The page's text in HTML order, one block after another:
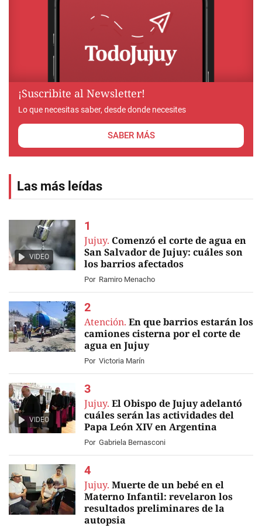
¡Suscribite al Newsletter!
Lo que necesitas saber, desde donde necesites
SABER MÁS
Las más leídas
VIDEO
Jujuy. Comenzó el corte de agua en
San Salvador de Jujuy: cuáles son
los barrios afectados
Por Ramiro Menacho
Atención. En que barrios estarán los
camiones cisterna por el corte de
agua en Jujuy
Por Victoria Marín
VIDEO
Jujuy. El Obispo de Jujuy adelantó
cuáles serán las actividades del
Papa León XIV en Argentina
Por Gabriela Bernasconi
Jujuy. Muerte de un bebé en el
Materno Infantil: revelaron los
resultados preliminares de la
autopsia